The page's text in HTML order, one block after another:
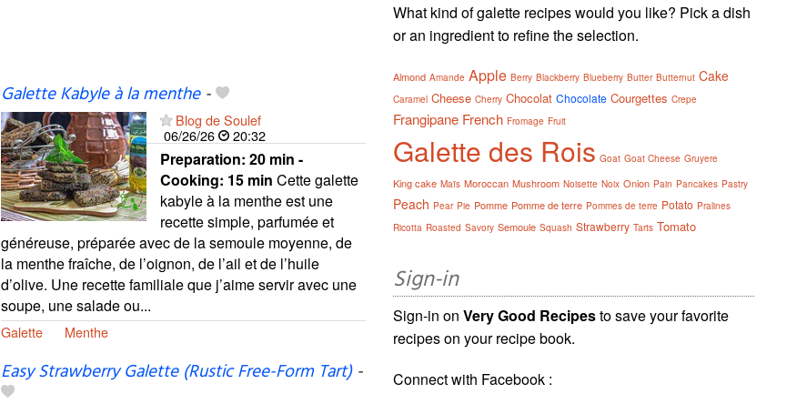
Galette Kabyle à la menthe-
Blog de Soulef
06/26/26
20:32
Preparation: 20 min -
Cooking: 15 min Cette galette
kabyle à la menthe est une
recette simple, parfumée et
généreuse, préparée avec de la semoule moyenne, de
la menthe fraîche, de l’oignon, de l’ail et de l’huile
d’olive. Une recette familiale que j’aime servir avec une
soupe, une salade ou...
Galette Menthe
Easy Strawberry Galette (Rustic Free-Form Tart)-
What kind of galette recipes would you like? Pick a dish
or an ingredient to refine the selection.
Almond Amande Apple Berry Blackberry Blueberry Butter Butternut Cake
Caramel Cheese Cherry Chocolat Chocolate Courgettes Crepe
Frangipane French Fromage Fruit
Galette des Rois Goat Goat Cheese Gruyere
King cake Maïs Moroccan Mushroom Noisette Noix Onion Pain Pancakes Pastry
Peach Pear Pie Pomme Pomme de terre Pommes de terre Potato Pralines
Ricotta Roasted Savory Semoule Squash Strawberry Tarts Tomato
Sign-in
Sign-in onVery Good Recipesto save your favorite
recipes on your recipe book.
Connect with Facebook :